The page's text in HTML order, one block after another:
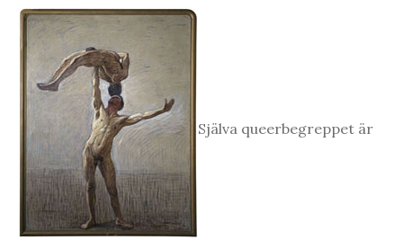
Själva queerbegreppet är